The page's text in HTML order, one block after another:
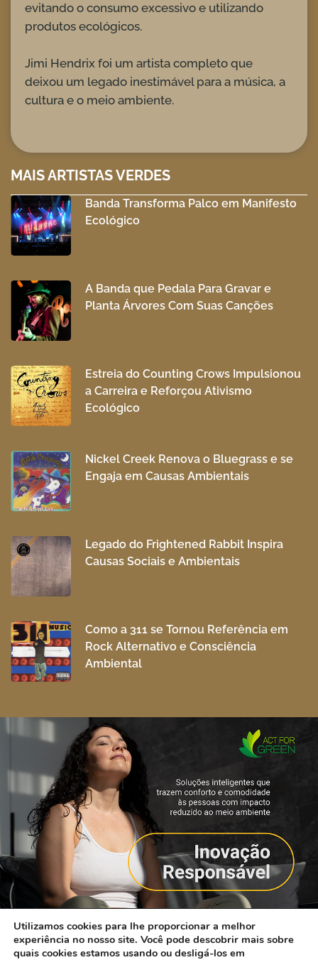
MAIS ARTISTAS VERDES
Banda Transforma Palco em Manifesto
Ecológico
A Banda que Pedala Para Gravar e
Planta Árvores Com Suas Canções
Estreia do Counting Crows Impulsionou
a Carreira e Reforçou Ativismo
Ecológico
Nickel Creek Renova o Bluegrass e se
Engaja em Causas Ambientais
Legado do Frightened Rabbit Inspira
Causas Sociais e Ambientais
Como a 311 se Tornou Referência em
Rock Alternativo e Consciência
Ambiental
evitando o consumo excessivo e utilizando
produtos ecológicos.
Jimi Hendrix foi um artista completo que
deixou um legado inestimável para a música, a
cultura e o meio ambiente.
Utilizamos cookies para lhe proporcionar a melhor
experiência no nosso site. Você pode descobrir mais sobre
quais cookies estamos usando ou desligá-los em